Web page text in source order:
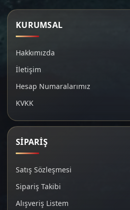
KURUMSAL
Hakkımızda
İletişim
Hesap Numaralarımız
KVKK
SİPARİŞ
Satış Sözleşmesi
Sipariş Takibi
Alışveriş Listem